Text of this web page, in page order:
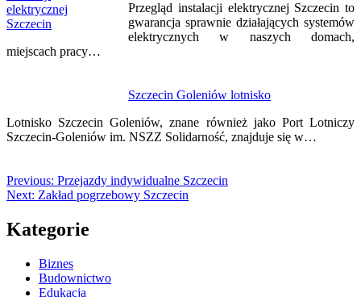
Przegląd instalacji elektrycznej Szczecin to
gwarancja sprawnie działających systemów
elektrycznych w naszych domach,
miejscach pracy…
Szczecin Goleniów lotnisko
Lotnisko Szczecin Goleniów, znane również jako Port Lotniczy
Szczecin-Goleniów im. NSZZ Solidarność, znajduje się w…
Previous: Przejazdy indywidualne Szczecin
Next: Zakład pogrzebowy Szczecin
Kategorie
Biznes
Budownictwo
Edukacja